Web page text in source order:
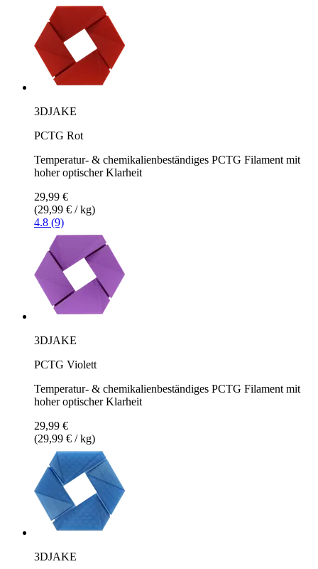
3DJAKE
PCTG Rot
Temperatur- & chemikalienbeständiges PCTG Filament mit
hoher optischer Klarheit
29,99 €
(29,99 € / kg)
4.8 (9)
3DJAKE
PCTG Violett
Temperatur- & chemikalienbeständiges PCTG Filament mit
hoher optischer Klarheit
29,99 €
(29,99 € / kg)
3DJAKE